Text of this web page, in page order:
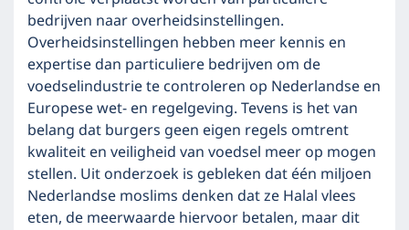
bedrijven naar overheidsinstellingen.
Overheidsinstellingen hebben meer kennis en
expertise dan particuliere bedrijven om de
voedselindustrie te controleren op Nederlandse en
Europese wet- en regelgeving. Tevens is het van
belang dat burgers geen eigen regels omtrent
kwaliteit en veiligheid van voedsel meer op mogen
stellen. Uit onderzoek is gebleken dat één miljoen
Nederlandse moslims denken dat ze Halal vlees
eten, de meerwaarde hiervoor betalen, maar dit